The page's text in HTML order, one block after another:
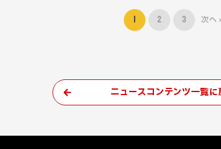
1 2 3 次へ
ニュースコンテンツ一覧に